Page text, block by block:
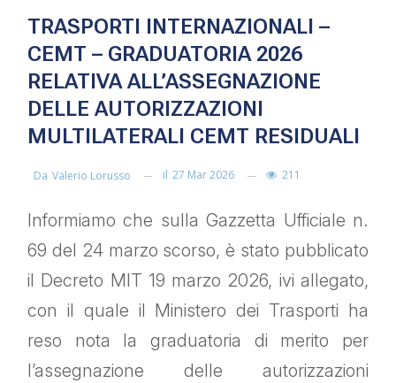
TRASPORTI INTERNAZIONALI –
CEMT – GRADUATORIA 2026
RELATIVA ALL’ASSEGNAZIONE
DELLE AUTORIZZAZIONI
MULTILATERALI CEMT RESIDUALI
Da Valerio Lorusso il 27 Mar 2026 211
Informiamo che sulla Gazzetta Ufficiale n.
69 del 24 marzo scorso, è stato pubblicato
il Decreto MIT 19 marzo 2026, ivi allegato,
con il quale il Ministero dei Trasporti ha
reso nota la graduatoria di merito per
l’assegnazione delle autorizzazioni